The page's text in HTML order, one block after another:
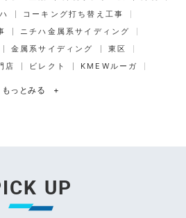
コーキング打ち替え工事
ニチハ金属系サイディング
金属系サイディング
東区
店 ビレクト KMEWルーガ
もっとみる +
UP